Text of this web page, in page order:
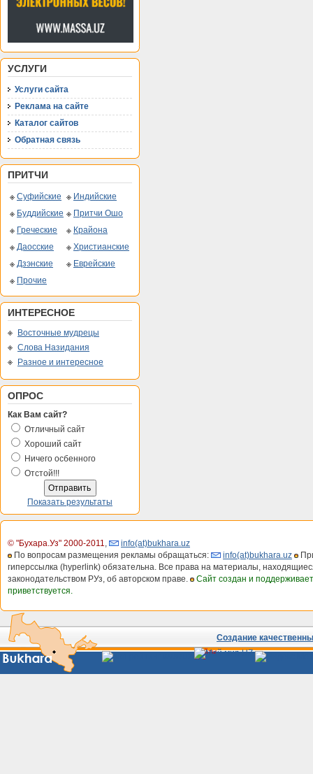
УСЛУГИ
Услуги сайта
Реклама на сайте
Каталог сайтов
Обратная связь
ПРИТЧИ
Суфийские
Индийские
Буддийские
Притчи Ошо
Греческие
Крайона
Даосские
Христианские
Дзэнские
Еврейские
Прочие
ИНТЕРЕСНОЕ
Восточные мудрецы
Слова Назидания
Разное и интересное
ОПРОС
Как Вам сайт?
Отличный сайт
Хороший сайт
Ничего осбенного
Отстой!!!
Показать результаты
© "Бухара.Уз" 2000-2011,
info(at)bukhara.uz
По вопросам размещения рекламы обращаться:
info(at)bukhara.uz
гиперссылка (hyperlink) обязательна. Все права на материалы,
законодательством РУз, об авторском праве.
Сайт создан и
приветствуется.
Создание
Сайты
Узбекистана